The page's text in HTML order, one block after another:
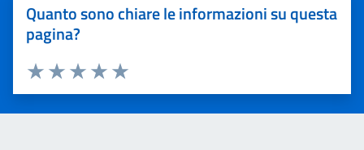
Quanto sono chiare le informazioni su questa
pagina?
Valuta 5 stelle su 5
Valuta 4 stelle su 5
Valuta 3 stelle su 5
Valuta 2 stelle su 5
Valuta 1 stelle su 5